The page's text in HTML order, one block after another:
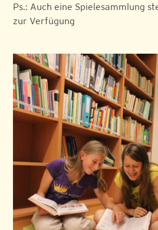
Ps.: Auch eine Spielesammlung
zur Verfügung